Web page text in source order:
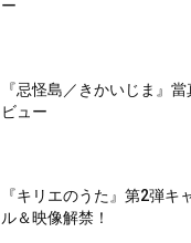
ー
『忌怪島／きかいじま』
ビュー
『キリエのうた』第2弾キ
ル＆映像解禁！